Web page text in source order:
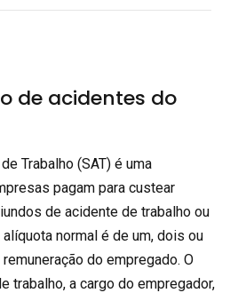
de acidentes do
Trabalho (SAT) é uma
pagam para custear
de acidente de trabalho ou
normal é de um, dois ou
do empregado. O
trabalho, a cargo do empregador,